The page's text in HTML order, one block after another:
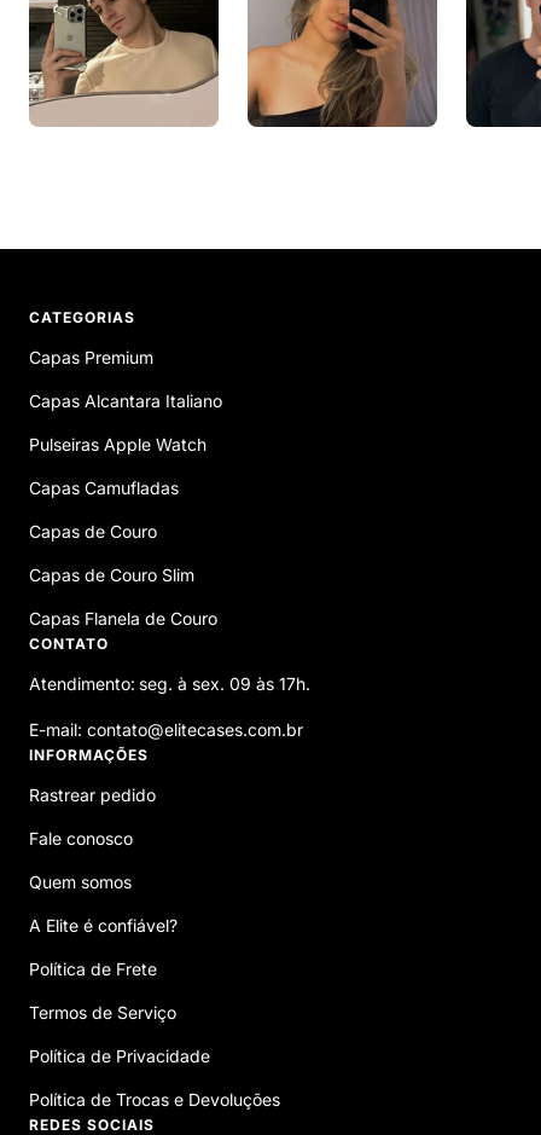
CATEGORIAS
Capas Premium
Capas Alcantara Italiano
Pulseiras Apple Watch
Capas Camufladas
Capas de Couro
Capas de Couro Slim
Capas Flanela de Couro
CONTATO
Atendimento: seg. à sex. 09 às 17h.
E-mail: contato@elitecases.com.br
INFORMAÇÕES
Rastrear pedido
Fale conosco
Quem somos
A Elite é confiável?
Política de Frete
Termos de Serviço
Política de Privacidade
Política de Trocas e Devoluções
REDES SOCIAIS